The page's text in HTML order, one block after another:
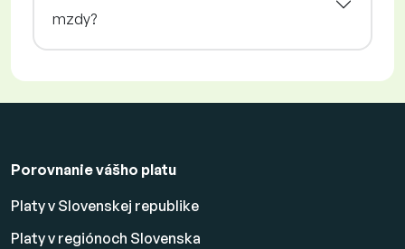
mzdy?
Porovnanie vášho platu
Platy v Slovenskej republike
Platy v regiónoch Slovenska